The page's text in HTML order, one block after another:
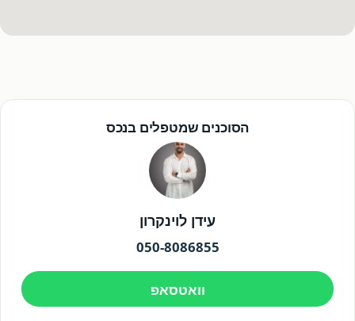
הסוכנים שמטפלים בנכס
עידן לוינקרון
050-8086855
וואטסאפ